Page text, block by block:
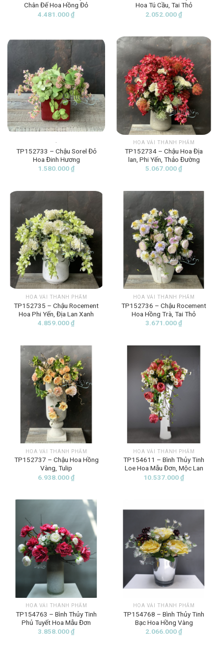
Chân Đế Hoa Hồng Đỏ
4.481.000₫
Hoa Tú Cầu, Tai Thỏ
2.052.000₫
-
TP152733 – Chậu Sorel Đỏ
Hoa Đinh Hương
1.580.000₫
HOA VẢI THÀNH PHẨM
TP152734 – Chậu Hoa Địa
lan, Phi Yến, Thảo Đường
5.067.000₫
HOA VẢI THÀNH PHẨM
TP152735 – Chậu Rocement
Hoa Phi Yến, Địa Lan Xanh
4.859.000₫
HOA VẢI THÀNH PHẨM
TP152736 – Chậu Rocement
Hoa Hồng Trà, Tai Thỏ
3.671.000₫
HOA VẢI THÀNH PHẨM
TP152737 – Chậu Hoa Hồng
Vàng, Tulip
6.938.000₫
HOA VẢI THÀNH PHẨM
TP154611 – Bình Thủy Tinh
Loe Hoa Mẫu Đơn, Mộc Lan
10.537.000₫
HOA VẢI THÀNH PHẨM
TP154763 – Bình Thủy Tinh
Phủ Tuyết Hoa Mẫu Đơn
3.858.000₫
HOA VẢI THÀNH PHẨM
TP154768 – Bình Thủy Tinh
Bạc Hoa Hồng Vàng
2.066.000₫